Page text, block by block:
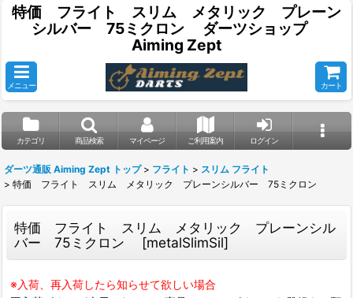
特価 フライト スリム メタリック プレーン
シルバー 75ミクロン ダーツショップ
Aiming Zept
メニュー カート
カテゴリ 商品検索 マイページ ご利用案内 ログイン
ダーツ通販 Aiming Zept トップ > フライト > スリム フライト
> 特価 フライト スリム メタリック プレーンシルバー 75ミクロン
特価 フライト スリム メタリック プレーンシル
バー 75ミクロン
[metalSlimSil]
※入荷、再入荷したら知らせて欲しい場合